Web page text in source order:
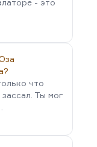
- это
что
Ты мог